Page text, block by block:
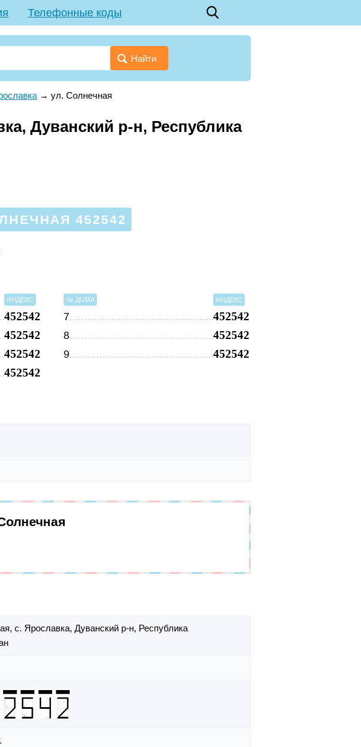
Телефонные коды
Найти
→ ул. Солнечная
Дуванский р-н, Республика
452542
ИНДЕКС
452542
452542
452542
452542
№ ДОМА ИНДЕКС
7 452542
8 452542
9 452542
с. Ярославка, Дуванский р-н, Республика